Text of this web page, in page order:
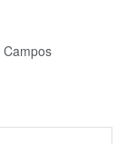
Campos